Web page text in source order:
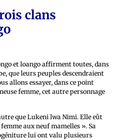
clans
et loango affirment toutes, dans
que leurs peuples descendraient
allons essayer, dans ce point
femme, cet autre personnage
que Lukeni lwa Nimi. Elle eût
aux neuf mamelles ». Sa
lui ont valu plusieurs